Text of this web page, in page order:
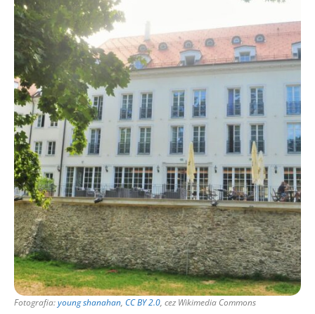
Fotografia:young shanahan, CC BY 2.0, cez Wikimedia Commons